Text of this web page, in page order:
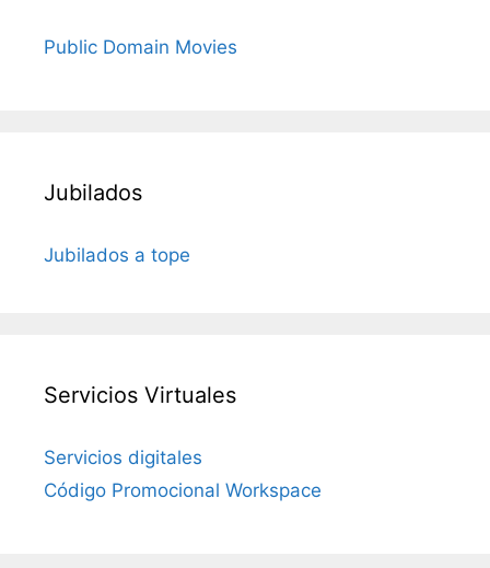
Public Domain Movies
Jubilados
Jubilados a tope
Servicios Virtuales
Servicios digitales
Código Promocional Workspace